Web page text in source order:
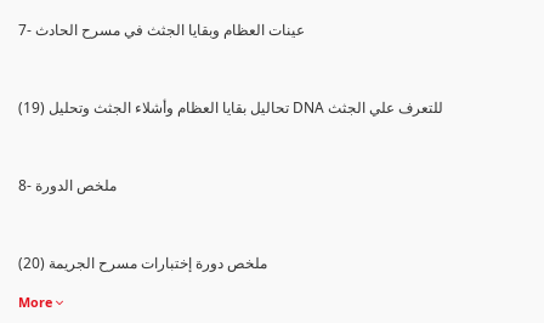
7- عينات العظام وبقايا الجثث في مسرح الحادث
(19) تحاليل بقايا العظام وأشلاء الجثث وتحليل DNA للتعرف علي الجثث
8- ملخص الدورة
(20) ملخص دورة إختبارات مسرح الجريمة
More